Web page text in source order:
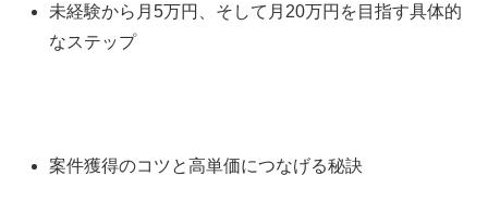
未経験から月5万円、そして月20万円を目指す具体的
なステップ
案件獲得のコツと高単価につなげる秘訣